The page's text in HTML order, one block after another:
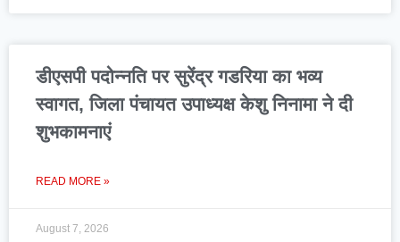
डीएसपी पदोन्नति पर सुरेंद्र गडरिया का भव्य
स्वागत, जिला पंचायत उपाध्यक्ष केशु निनामा ने दी
शुभकामनाएं
READ MORE »
August 7, 2026